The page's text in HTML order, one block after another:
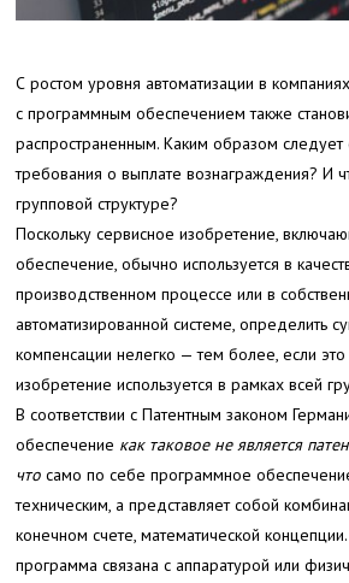
С ростом уровня автоматизации в
с программным обеспечением также
распространенным. Каким образом
требования о выплате вознаграждения? И
групповой структуре?
Поскольку сервисное изобретение,
обеспечение, обычно используется в
производственном процессе или в
автоматизированной системе, определить
компенсации нелегко — тем более, если
изобретение используется в рамках всей
В соответствии с Патентным законом
обеспечение как таковоене является
чтосамо по себе программное
техническим, а представляет собой
конечном счете, математической концепции.
программа связана с аппаратурой или